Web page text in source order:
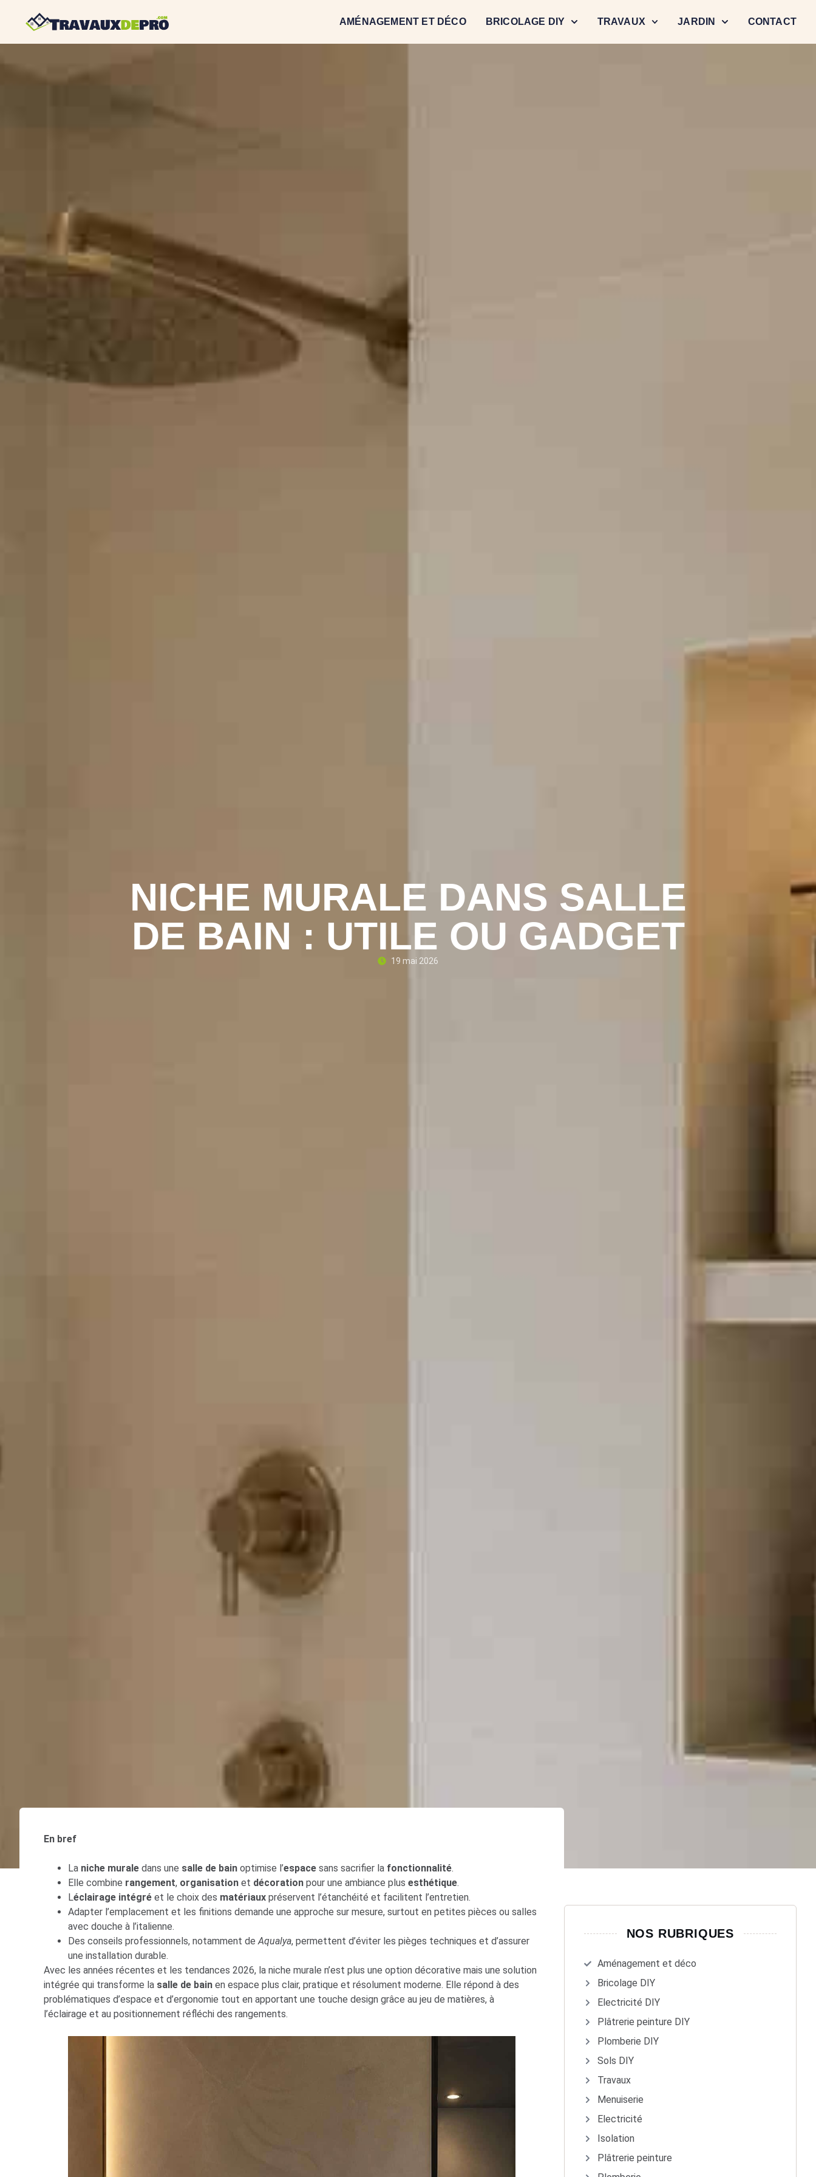
AMÉNAGEMENT ET DÉCO BRICOLAGE DIY TRAVAUX JARDIN CONTACT
NICHE MURALE DANS SALLE
DE BAIN : UTILE OU GADGET
19 mai 2026
En bref
La niche murale dans une salle de bain optimise l’espace sans sacrifier la fonctionnalité.
Elle combine rangement, organisation et décoration pour une ambiance plus esthétique.
Léclairage intégré et le choix des matériaux préservent l’étanchéité et facilitent l’entretien.
Adapter l’emplacement et les finitions demande une approche sur mesure, surtout en petites pièces ou salles
avec douche à l’italienne.
Des conseils professionnels, notamment deAqualya, permettent d’éviter les pièges techniques et d’assurer
une installation durable.
Avec les années récentes et les tendances 2026, la niche murale n’est plus une option décorative mais une solution
intégrée qui transforme la salle de bain en espace plus clair, pratique et résolument moderne. Elle répond à des
problématiques d’espace et d’ergonomie tout en apportant une touche design grâce au jeu de matières, à
l’éclairage et au positionnement réfléchi des rangements.
NOS RUBRIQUES
Aménagement et déco
Bricolage DIY
Electricité DIY
Plâtrerie peinture DIY
Plomberie DIY
Sols DIY
Travaux
Menuiserie
Electricité
Isolation
Plâtrerie peinture